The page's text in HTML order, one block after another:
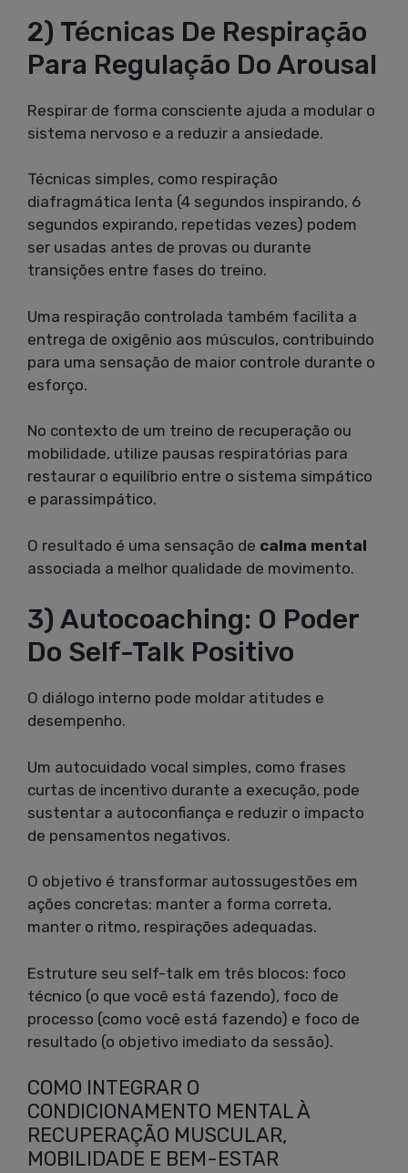
2) Técnicas De Respiração
Para Regulação Do Arousal
Respirar de forma consciente ajuda a modular o
sistema nervoso e a reduzir a ansiedade.
Técnicas simples, como respiração
diafragmática lenta (4 segundos inspirando, 6
segundos expirando, repetidas vezes) podem
ser usadas antes de provas ou durante
transições entre fases do treino.
Uma respiração controlada também facilita a
entrega de oxigênio aos músculos, contribuindo
para uma sensação de maior controle durante o
esforço.
No contexto de um treino de recuperação ou
mobilidade, utilize pausas respiratórias para
restaurar o equilíbrio entre o sistema simpático
e parassimpático.
O resultado é uma sensação de calma mental
associada a melhor qualidade de movimento.
3) Autocoaching: O Poder
Do Self-Talk Positivo
O diálogo interno pode moldar atitudes e
desempenho.
Um autocuidado vocal simples, como frases
curtas de incentivo durante a execução, pode
sustentar a autoconfiança e reduzir o impacto
de pensamentos negativos.
O objetivo é transformar autossugestões em
ações concretas: manter a forma correta,
manter o ritmo, respirações adequadas.
Estruture seu self-talk em três blocos: foco
técnico (o que você está fazendo), foco de
processo (como você está fazendo) e foco de
resultado (o objetivo imediato da sessão).
COMO INTEGRAR O
CONDICIONAMENTO MENTAL À
RECUPERAÇÃO MUSCULAR,
MOBILIDADE E BEM-ESTAR